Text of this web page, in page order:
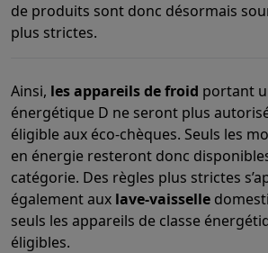
ImprimerImprimantesCartouches d'encre
Réseau & wifi
Accessoires ITChargeurs & câbles
Gaming
PlayStationPlayStation 5Jeux PS5Jeux
NintendoNintendo Switch 2 Jeux
XboxJeux Xbox Manettes Xbox Casques
PC gaming
PC portables gamer PC gamer
Setup gaming
de produits sont donc désormais
plus strictes.
Ainsi, les appareils de froid portant
énergétique D ne seront plus
éligible aux éco-chèques. Seuls les
en énergie resteront donc
catégorie. Des règles plus strictes
également aux lave-vaisselle
seuls les appareils de classe
éligibles.